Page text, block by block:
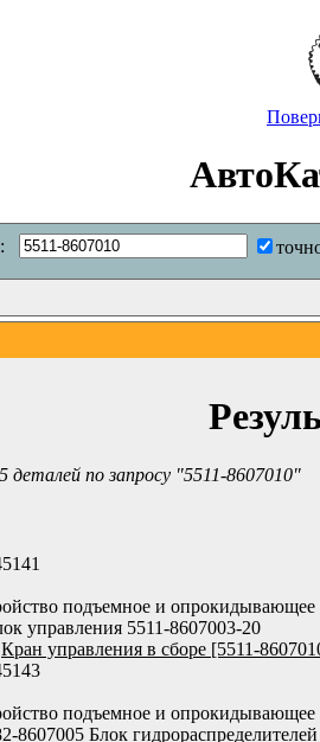
деталей по запросу "5511-8607010"
подъемное и
управления 5511-8607003-20
Кран управления в сборе [5511-
подъемное и
8607005 Блок гидрораспределителей